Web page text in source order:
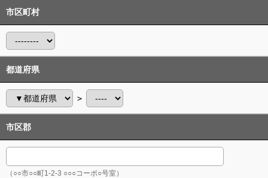
市区町村
都道府県
＞
市区郡
（○○市○○町1-2-3 ○○○コーポ○号室）